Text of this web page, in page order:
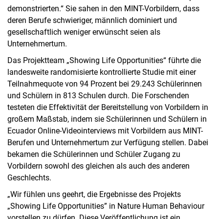
demonstrierten.“ Sie sahen in den MINT-Vorbildern, dass
deren Berufe schwieriger, männlich dominiert und
gesellschaftlich weniger erwünscht seien als
Unternehmertum.
Das Projektteam „Showing Life Opportunities“ führte die
landesweite randomisierte kontrollierte Studie mit einer
Teilnahmequote von 94 Prozent bei 29.243 Schülerinnen
und Schülern in 813 Schulen durch. Die Forschenden
testeten die Effektivität der Bereitstellung von Vorbildern in
großem Maßstab, indem sie Schülerinnen und Schülern in
Ecuador Online-Videointerviews mit Vorbildern aus MINT-
Berufen und Unternehmertum zur Verfügung stellen. Dabei
bekamen die Schülerinnen und Schüler Zugang zu
Vorbildern sowohl des gleichen als auch des anderen
Geschlechts.
„Wir fühlen uns geehrt, die Ergebnisse des Projekts
„Showing Life Opportunities” in Nature Human Behaviour